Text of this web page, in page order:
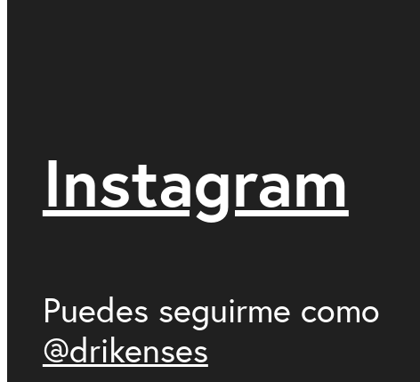
Instagram
Puedes seguirme como
@drikenses